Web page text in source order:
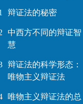
辩证法的秘密
中西方不同的辩证智
慧
辩证法的科学形态：
唯物主义辩证法
唯物主义辩证法的总